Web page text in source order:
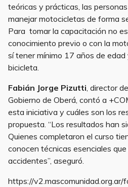
teóricas y prácticas, las
manejar motocicletas de forma
Para tomar la capacitación no
conocimiento previo o con la
sí tener mínimo 17 años de
bicicleta.
Fabián Jorge Pizutti , director
Gobierno de Oberá, contó a
esta iniciativa y cuáles son los
propuesta. “Los resultados han
Quienes completaron el curso
conocen técnicas esenciales
accidentes”, aseguró.
https://